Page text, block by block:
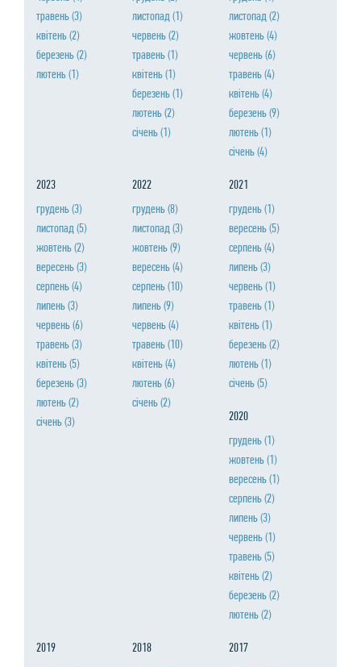
травень(3)
квiтень(2)
березень(2)
лютень(1)
листопад(1)
червень(2)
травень(1)
квiтень(1)
березень(1)
лютень(2)
сiчень(1)
листопад(2)
жовтень(4)
червень(6)
травень(4)
квiтень(4)
березень(9)
лютень(1)
сiчень(4)
2023
грудень(3)
листопад(5)
жовтень(2)
вересень(3)
серпень(4)
липень(3)
червень(6)
травень(3)
квiтень(5)
березень(3)
лютень(2)
сiчень(3)
2022
грудень(8)
листопад(3)
жовтень(9)
вересень(4)
серпень(10)
липень(9)
червень(4)
травень(10)
квiтень(4)
лютень(6)
сiчень(2)
2021
грудень(1)
вересень(5)
серпень(4)
липень(3)
червень(1)
травень(1)
квiтень(1)
березень(2)
лютень(1)
сiчень(5)
2020
грудень(1)
жовтень(1)
вересень(1)
серпень(2)
липень(3)
червень(1)
травень(5)
квiтень(2)
березень(2)
лютень(2)
2019
2018
2017